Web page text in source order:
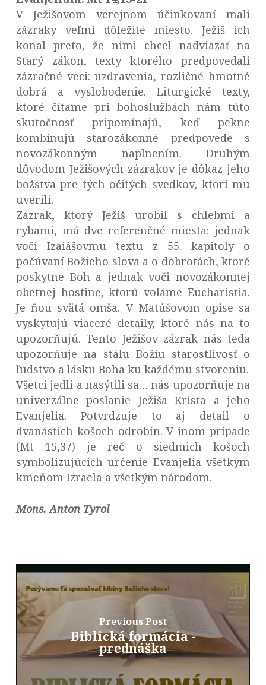
V Ježišovom verejnom účinkovaní mali
zázraky veľmi dôležité miesto. Ježiš ich
konal preto, že nimi chcel nadviazať na
Starý zákon, texty ktorého predpovedali
zázračné veci: uzdravenia, rozličné hmotné
dobrá a vyslobodenie. Liturgické texty,
ktoré čítame pri bohoslužbách nám túto
skutočnosť pripomínajú, keď pekne
kombinujú starozákonné predpovede s
novozákonným naplnením. Druhým
dôvodom Ježišových zázrakov je dôkaz jeho
božstva pre tých očitých svedkov, ktorí mu
uverili.
Zázrak, ktorý Ježiš urobil s chlebmi a
rybami, má dve referenčné miesta: jednak
voči Izaiášovmu textu z 55. kapitoly o
počúvaní Božieho slova a o dobrotách, ktoré
poskytne Boh a jednak voči novozákonnej
obetnej hostine, ktorú voláme Eucharistia.
Je ňou svätá omša. V Matúšovom opise sa
vyskytujú viaceré detaily, ktoré nás na to
upozorňujú. Tento Ježišov zázrak nás teda
upozorňuje na stálu Božiu starostlivosť o
ľudstvo a lásku Boha ku každému stvoreniu.
Všetci jedli a nasýtili sa… nás upozorňuje na
univerzálne poslanie Ježiša Krista a jeho
Evanjelia. Potvrdzuje to aj detail o
dvanástich košoch odrobín. V inom prípade
(Mt 15,37) je reč o siedmich košoch
symbolizujúcich určenie Evanjelia všetkým
kmeňom Izraela a všetkým národom.
Mons. Anton Tyrol
Previous Post
Biblická formácia -
prednáška